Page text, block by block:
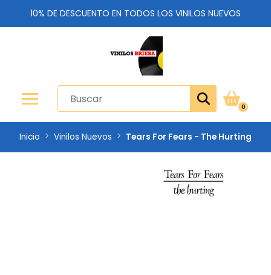
10% DE DESCUENTO EN TODOS LOS VINILOS NUEVOS
0
Inicio Vinilos Nuevos Tears For Fears - The Hurting